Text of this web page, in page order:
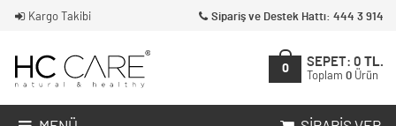
Kargo Takibi Sipariş ve Destek Hattı: 444 3 914
0
SEPET: 0 TL.
Toplam 0 Ürün